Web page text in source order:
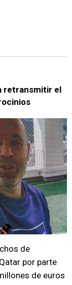
retransmitir el
de
por parte
de euros